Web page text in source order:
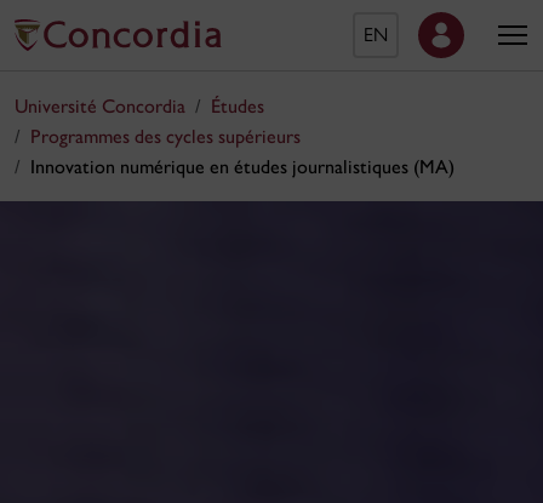
EN
Université Concordia
Études
Programmes des cycles supérieurs
Innovation numérique en études journalistiques (MA)